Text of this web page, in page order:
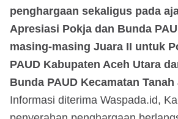
penghargaan sekaligus pada
Apresiasi Pokja dan Bunda
masing-masing Juara II untuk
PAUD Kabupaten Aceh Utara
Bunda PAUD Kecamatan Tanah
Informasi diterima Waspada.id,